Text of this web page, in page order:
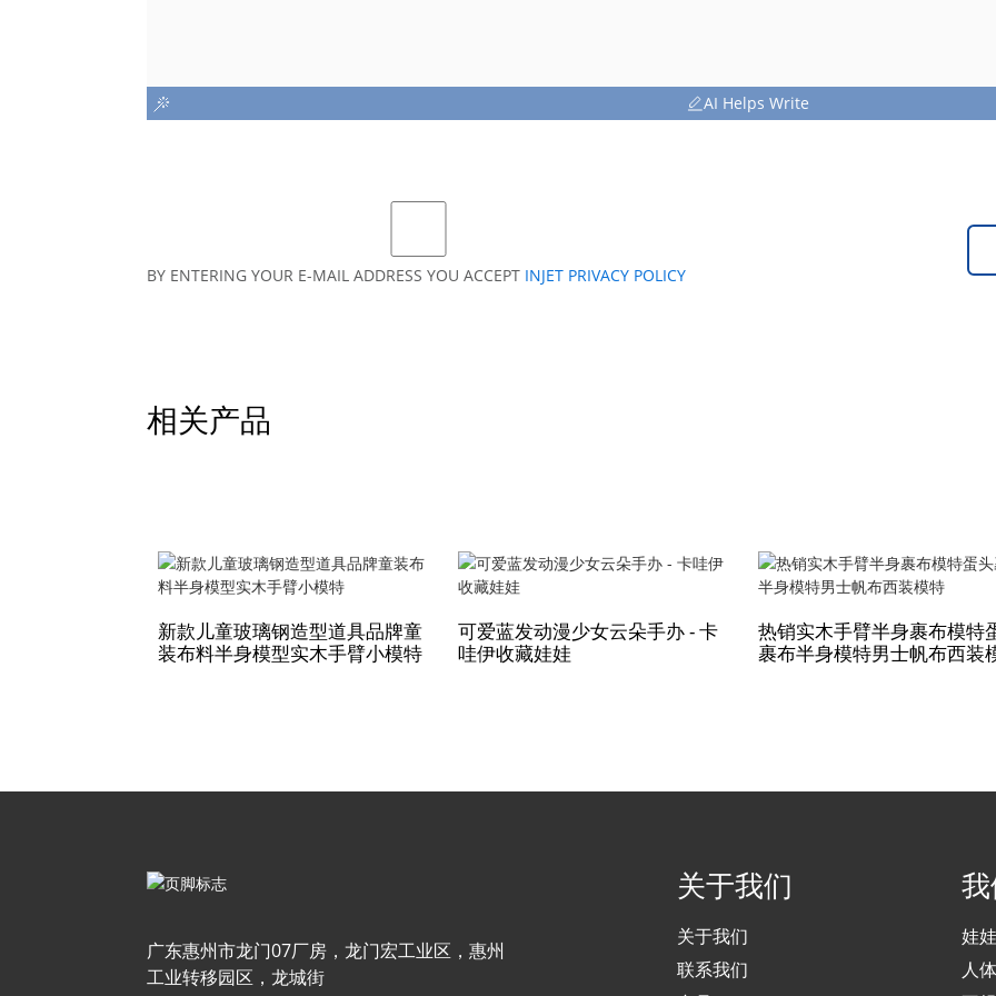
AI Helps Write
BY ENTERING YOUR E-MAIL ADDRESS YOU ACCEPT INJET PRIVACY POLICY
相关产品
新款儿童玻璃钢造型道具品牌童
装布料半身模型实木手臂小模特
可爱蓝发动漫少女云朵手办 - 卡
哇伊收藏娃娃
热销实木手臂半身裹布模特
裹布半身模特男士帆布西装
广东惠州市龙门07厂房，龙门宏工业区，惠州
工业转移园区，龙城街
关于我们
关于我们
联系我们
娃
人